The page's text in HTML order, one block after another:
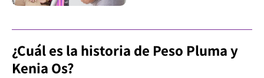
¿Cuál es la historia de Peso Pluma y
Kenia Os?